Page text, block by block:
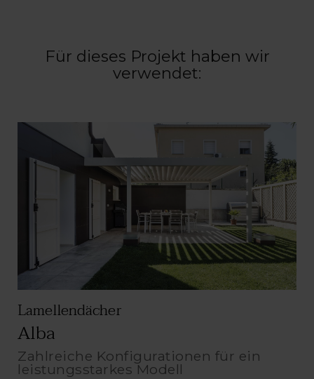
Für dieses Projekt haben wir
verwendet:
Lamellendächer
Alba
Zahlreiche Konfigurationen für ein
leistungsstarkes Modell